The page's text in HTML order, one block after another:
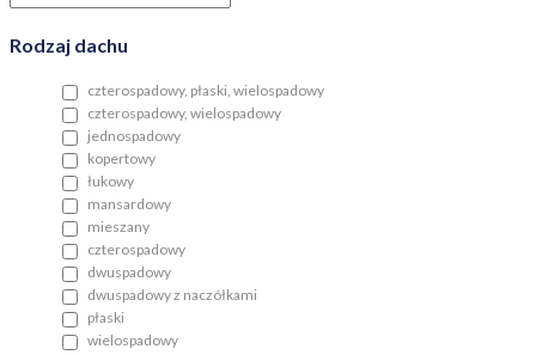
Rodzaj dachu
czterospadowy, płaski, wielospadowy
czterospadowy, wielospadowy
jednospadowy
kopertowy
łukowy
mansardowy
mieszany
czterospadowy
dwuspadowy
dwuspadowy z naczółkami
płaski
wielospadowy